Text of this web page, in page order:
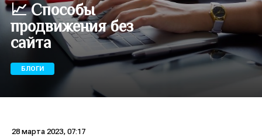
📈 Способы
продвижения без
сайта
БЛОГИ
28 марта 2023, 07:17